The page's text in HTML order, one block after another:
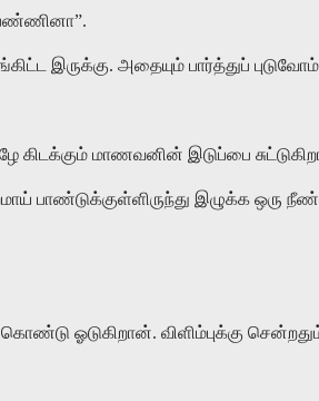
இருக்கு. அதையும் பார்த்துப்
மாணவனின் இடுப்பை
பாண்டுக்குள்ளிருந்து இழுக்க ஒரு
ஓடுகிறான். விளிம்புக்கு